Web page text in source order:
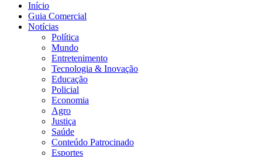
Início
Guia Comercial
Notícias
Política
Mundo
Entretenimento
Tecnologia & Inovação
Educação
Policial
Economia
Agro
Justiça
Saúde
Conteúdo Patrocinado
Esportes